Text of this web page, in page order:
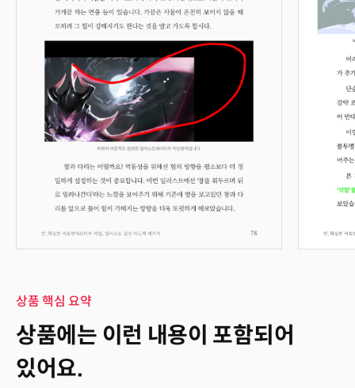
상품 핵심 요약
상품에는 이런 내용이 포함되어
있어요.